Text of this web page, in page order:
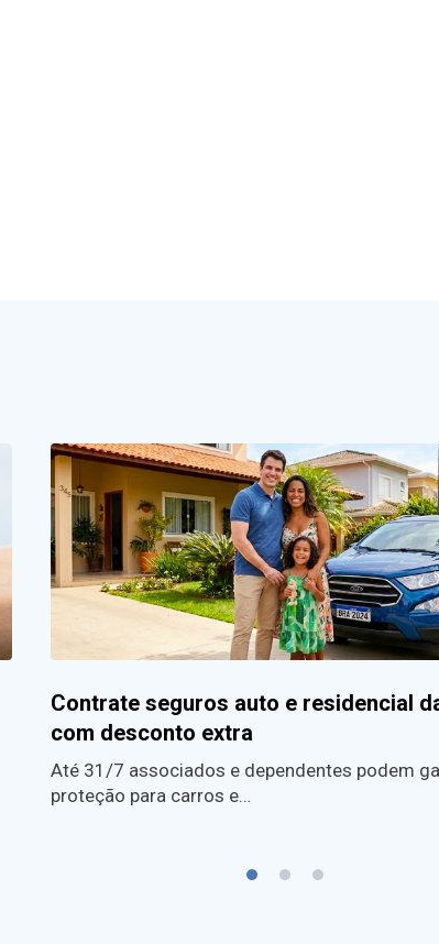
Contrate seguros auto e residencial
com desconto extra
Até 31/7 associados e dependentes podem
proteção para carros e…